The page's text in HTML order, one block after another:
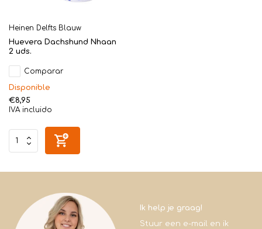
Heinen Delfts Blauw
Huevera Dachshund Nhaan
2 uds.
Comparar
Disponible
€8,95
IVA incluido
Ik help je graag!
Stuur een e-mail en ik